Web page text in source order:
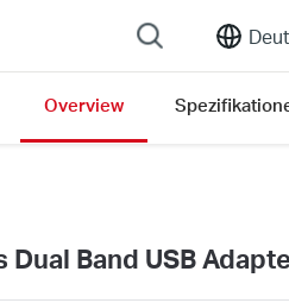
Overview
Band USB